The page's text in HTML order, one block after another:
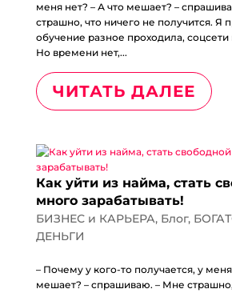
меня нет? – А что мешает? –
страшно, что ничего не получится. Я
обучение разное проходила, соцсети
Но времени нет,...
ЧИТАТЬ ДАЛЕЕ
Как уйти из найма, стать
много зарабатывать!
БИЗНЕС и КАРЬЕРА, Блог,
ДЕНЬГИ
– Почему у кого-то получается, у
мешает? – спрашиваю. – Мне